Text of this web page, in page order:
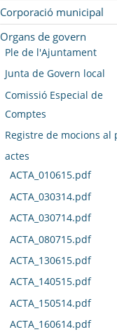
Corporació municipal
Organs de govern
Ple de l'Ajuntament
Junta de Govern local
Comissió Especial de
Comptes
Registre de mocions al
actes
ACTA_010615.pdf
ACTA_030314.pdf
ACTA_030714.pdf
ACTA_080715.pdf
ACTA_130615.pdf
ACTA_140515.pdf
ACTA_150514.pdf
ACTA_160614.pdf